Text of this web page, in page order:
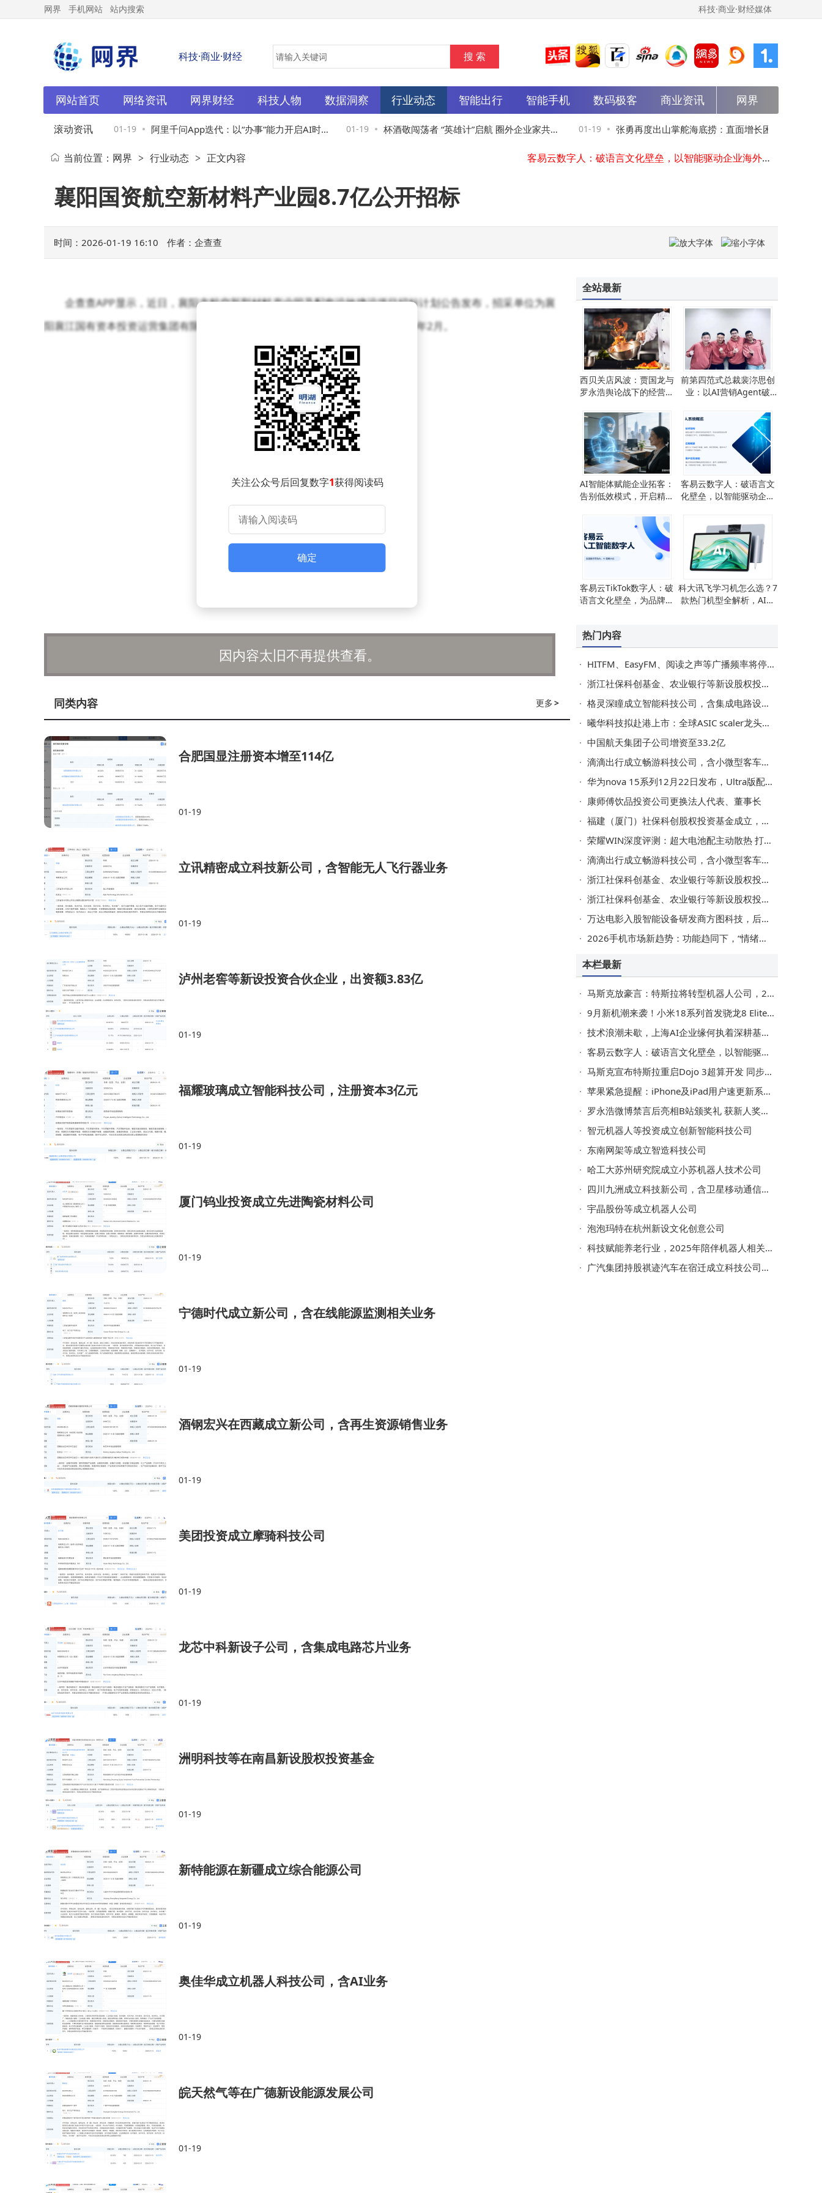
网界 手机网站 站内搜索 科技·商业·财经媒体
科技·商业·财经
网站首页 网络资讯 网界财经 科技人物 数据洞察 行业动态 智能出行 智能手机 数码极客 商业资讯 网界
滚动资讯
破局外贸难题，开 01-19 阿里千问App迭代：以“办事”能力开启AI时代
超级入口新征程
01-19 杯酒敬闯荡者 “英雄计”启航 圈外企业家共酿 01-19 张勇再度出山掌舵海底捞：直面增长困境，
能否开启新篇章？
哈工大苏州研究院成立小苏机器人技术公司
马斯克放豪言：特斯拉将转型机器人公司，2030年百万台目标能否跨越现实鸿沟？
9月新机潮来袭！小米18系列首发骁龙8 Elite Gen6芯片，成本上涨或推高售价
客易云数字人：破语言文化壁垒，以智能驱动企业海外业务深度扎根
哈工大苏州研究院成立小苏机器人技术公司
马斯克放豪言：特斯拉将转型机器人公司，2030年百万台目标能否跨越现实鸿沟？
当前位置： 网界 > 行业动态 > 正文内容
襄阳国资航空新材料产业园8.7亿公开招标
时间：2026-01-19 16:10 作者：企查查
企查查APP显示，近日，襄阳市航空新型材料产业园及配套设施建设项目招标计划公告发布，招采单位为襄
阳襄江国有资本投资运营集团有限公司，预算金额8.7亿元，计划招标时间为2026年2月。
关注公众号后回复数字1获得阅读码
确定
因内容太旧不再提供查看。
更多>
同类内容
合肥国显注册资本增至114亿
01-19
立讯精密成立科技新公司，含智能无人飞行器业务
01-19
泸州老窖等新设投资合伙企业，出资额3.83亿
01-19
福耀玻璃成立智能科技公司，注册资本3亿元
01-19
厦门钨业投资成立先进陶瓷材料公司
01-19
宁德时代成立新公司，含在线能源监测相关业务
01-19
酒钢宏兴在西藏成立新公司，含再生资源销售业务
01-19
美团投资成立摩骑科技公司
01-19
龙芯中科新设子公司，含集成电路芯片业务
01-19
洲明科技等在南昌新设股权投资基金
01-19
新特能源在新疆成立综合能源公司
01-19
奥佳华成立机器人科技公司，含AI业务
01-19
皖天然气等在广德新设能源发展公司
01-19
全站最新
西贝关店风波：贾国龙与
罗永浩舆论战下的经营困
前第四范式总裁裴沵思创
业：以AI营销Agent破
AI智能体赋能企业拓客：
告别低效模式，开启精准
客易云数字人：破语言文
化壁垒，以智能驱动企业
客易云TikTok数字人：破
语言文化壁垒，为品牌全
科大讯飞学习机怎么选？7
款热门机型全解析，AI精
热门内容
HITFM、EasyFM、阅读之声等广播频率将停播 听众可转至新媒体平台继续享受内容
浙江社保科创基金、农业银行等新设股权投资企业，出资额80亿
格灵深瞳成立智能科技公司，含集成电路设计业务
曦华科技拟赴港上市：全球ASIC scaler龙头，出货量领先但尚未盈利
中国航天集团子公司增资至33.2亿
滴滴出行成立畅游科技公司，含小微型客车租赁业务
华为nova 15系列12月22日发布，Ultra版配置升级亮点多引期待
康师傅饮品投资公司更换法人代表、董事长
福建（厦门）社保科创股权投资基金成立，出资额200亿
荣耀WIN深度评测：超大电池配主动散热 打造电竞旗舰新标杆
滴滴出行成立畅游科技公司，含小微型客车租赁业务
浙江社保科创基金、农业银行等新设股权投资企业，出资额80亿
浙江社保科创基金、农业银行等新设股权投资企业，出资额80亿
万达电影入股智能设备研发商方图科技，后者含智能机器人业务
2026手机市场新趋势：功能趋同下，“情绪价值”成破局关键
本栏最新
马斯克放豪言：特斯拉将转型机器人公司，2030年百万台目标能否跨越现实鸿沟？
9月新机潮来袭！小米18系列首发骁龙8 Elite Gen6芯片，成本上涨或推高售价
技术浪潮未歇，上海AI企业缘何执着深耕基础大模型？
客易云数字人：破语言文化壁垒，以智能驱动企业海外业务深度扎根
马斯克宣布特斯拉重启Dojo 3超算开发 同步发布特色“招聘启事”
苹果紧急提醒：iPhone及iPad用户速更新系统 防范WebKit高危漏洞风险
罗永浩微博禁言后亮相B站颁奖礼 获新人奖调侃事业刚起步 领奖现小插曲
智元机器人等投资成立创新智能科技公司
东南网架等成立智造科技公司
哈工大苏州研究院成立小苏机器人技术公司
四川九洲成立科技新公司，含卫星移动通信终端业务
宇晶股份等成立机器人公司
泡泡玛特在杭州新设文化创意公司
科技赋能养老行业，2025年陪伴机器人相关专利申请同比涨近50%
广汽集团持股祺迹汽车在宿迁成立科技公司，含智能机器人业务